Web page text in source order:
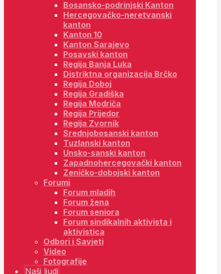
Bosansko-podrinjski Kanton
Hercegovačko-neretvanski
kanton
Kanton 10
Kanton Sarajevo
Posavski kanton
Regija Banja Luka
Distriktna organizacija Brčko
Regija Doboj
Regija Gradiška
Regija Modriča
Regija Prijedor
Regija Zvornik
Srednjobosanski kanton
Tuzlanski kanton
Unsko-sanski kanton
Zapadnohercegovački kanton
Zeničko-dobojski kanton
Forumi
Forum mladih
Forum žena
Forum seniora
Forum sindikalnih aktivista i
aktivistica
Odbori i Savjeti
Video
Fotografije
Naši ljudi